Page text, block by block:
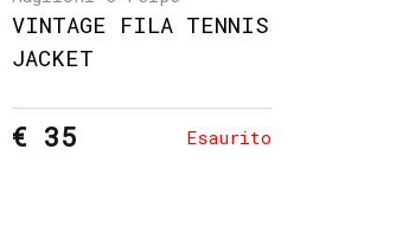
VINTAGE FILA TENNIS
JACKET
€ 35 Esaurito